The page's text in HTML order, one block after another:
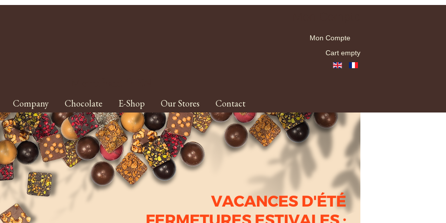
Mon Compte
Cart empty
Company Chocolate E-Shop Our Stores Contact